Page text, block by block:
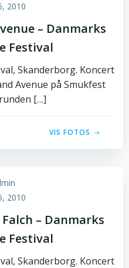
2010
– Danmarks
Festival
Skanderborg. Koncert
Avenue på Smukfest
[…]
VIS FOTOS
2010
– Danmarks
Festival
Skanderborg. Koncert